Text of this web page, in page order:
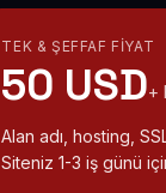
TEK & ŞEFFAF FIYAT
50 USD+
Alan adı, hosting,
Siteniz 1-3 iş günü